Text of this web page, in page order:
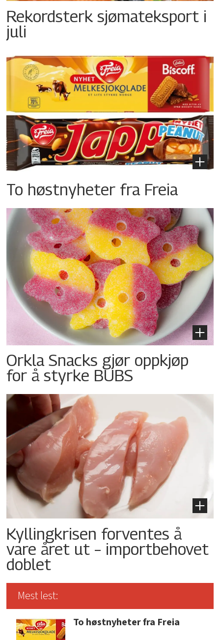
Rekordsterk sjømateksport i
juli
To høstnyheter fra Freia
Orkla Snacks gjør oppkjøp
for å styrke BUBS
Kyllingkrisen forventes å
vare året ut – importbehovet
doblet
Mest lest:
To høstnyheter fra Freia